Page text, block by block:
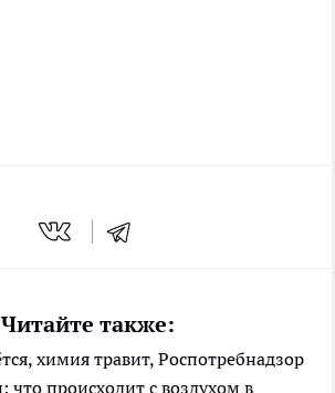
Читайте также:
химия травит, Роспотребнадзор
что происходит с воздухом в